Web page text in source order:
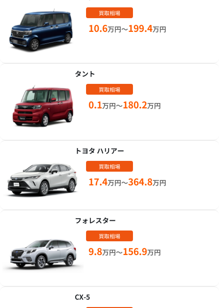
買取相場
10.6万円～199.4万円
タント
買取相場
0.1万円～180.2万円
トヨタ ハリアー
買取相場
17.4万円～364.8万円
フォレスター
買取相場
9.8万円～156.9万円
CX-5